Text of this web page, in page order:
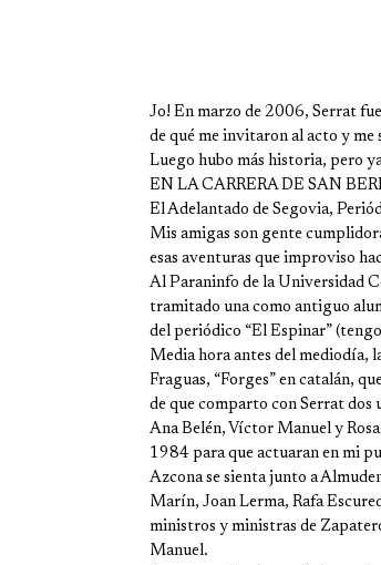
Jo! En marzo de 2006, Serrat
de qué me invitaron al acto y me
Luego hubo más historia, pero
EN LA CARRERA DE SAN
El Adelantado de Segovia,
Mis amigas son gente
esas aventuras que improviso
Al Paraninfo de la Universidad
tramitado una como antiguo
del periódico “El Espinar”
Media hora antes del mediodía,
Fraguas, “Forges” en catalán,
de que comparto con Serrat dos
Ana Belén, Víctor Manuel y
1984 para que actuaran en mi
Azcona se sienta junto a
Marín, Joan Lerma, Rafa
ministros y ministras de
Manuel.